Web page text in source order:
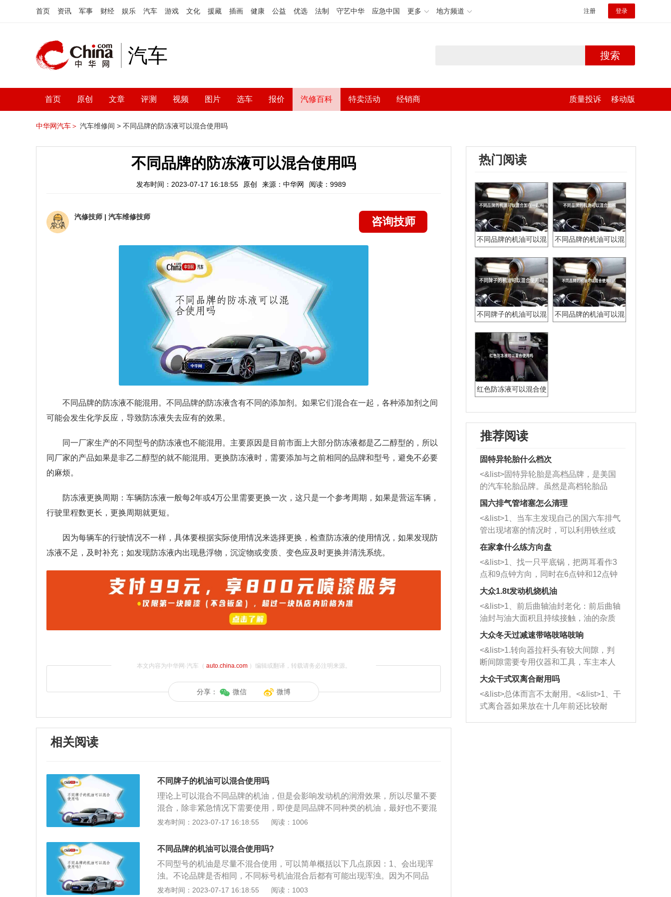
首页 资讯 军事 财经 娱乐 汽车 游戏 文化 援藏 插画 健康 公益 优选 法制 守艺中华 应急中国 更多 地方频道 注册 登录
汽车 搜索
首页 原创 文章 评测 视频 图片 选车 报价 汽修百科 特卖活动 经销商 质量投诉 移动版
中华网汽车＞ 汽车维修间 > 不同品牌的防冻液可以混合使用吗
不同品牌的防冻液可以混合使用吗
发布时间：2023-07-17 16:18:55 原创 来源：中华网 阅读：9989
汽修技师 | 汽车维修技师 咨询技师
不同品牌的防冻液不能混用。不同品牌的防冻液含有不同的添加剂。如果它们混合在一起，各种添加剂之间
可能会发生化学反应，导致防冻液失去应有的效果。
同一厂家生产的不同型号的防冻液也不能混用。主要原因是目前市面上大部分防冻液都是乙二醇型的，所以
同厂家的产品如果是非乙二醇型的就不能混用。更换防冻液时，需要添加与之前相同的品牌和型号，避免不必要
的麻烦。
防冻液更换周期：车辆防冻液一般每2年或4万公里需要更换一次，这只是一个参考周期，如果是营运车辆，
行驶里程数更长，更换周期就更短。
因为每辆车的行驶情况不一样，具体要根据实际使用情况来选择更换，检查防冻液的使用情况，如果发现防
冻液不足，及时补充；如发现防冻液内出现悬浮物，沉淀物或变质、变色应及时更换并清洗系统。
本文内容为中华网·汽车（ auto.china.com）编辑或翻译，转载请务必注明来源。
分享： 微信 微博
相关阅读
不同牌子的机油可以混合使用吗
理论上可以混合不同品牌的机油，但是会影响发动机的润滑效果，所以尽量不要
混合，除非紧急情况下需要使用，即使是同品牌不同种类的机油，最好也不要混
合。如果添加的机油量大，机油品牌不同或标签和等级不同，最好立即更换修理
以把剩余的油放入密封性能更好的油瓶或其他容器中集中处理。不同品牌机油混
加会出现的影响：1、出现浑浊不论品牌是否相同，不同标号机油混合后都有可
能出现浑浊。因为不同品牌、不同标号机油的化学添加剂会有所不同，这些化学
物质混合后有机会出现化学反应，降低润滑效果，还可能产生酸碱化合物加剧发
动机零件的腐蚀。现在大部分机油的分散清净剂都采用磺酸盐，而有些机油的分
发布时间：2023-07-17 16:18:55 阅读：1006
不同品牌的机油可以混合使用吗?
不同型号的机油是尽量不混合使用，可以简单概括以下几点原因：1、会出现浑
浊。不论品牌是否相同，不同标号机油混合后都有可能出现浑浊。因为不同品
牌、不同标号机油的化学添加剂会有所不同，这些化学物质混合后有机会出现化
发布时间：2023-07-17 16:18:55 阅读：1003
热门阅读
不同品牌的机油可以混
不同品牌的机油可以混
不同牌子的机油可以混
不同品牌的机油可以混
红色防冻液可以混合使
推荐阅读
固特异轮胎什么档次
<&list>固特异轮胎是高档品牌，是美国
的汽车轮胎品牌。虽然是高档轮胎品
牌，但是中高低端的轮胎都有生产，这
也是为了更好的开拓市场。
国六排气管堵塞怎么清理
<&list>1、当车主发现自己的国六车排气
管出现堵塞的情况时，可以利用铁丝或
者是细棍，直接将杂物给取出来，如果
堵塞情况比较严重，也可以采取应急措
施。 <&list>2、直接利用木棍将所有的
杂物推到排气管里面的位置处，然后将
三元催化器拆解开，就可以将堵塞的东
西取出来。但如果是因为积碳过多引起
的堵塞，就需要将三元催化器泡在草酸
洗剂对堵塞的情况得到解决，将清洗剂
放在燃油箱中，与燃油混合后，车辆启
动时，就可以和汽油一起进入到燃烧
室，最后形成废气排出，就可以让三元
催化器得到清洗，排气管堵塞的情况就
能够得到解决。
在家拿什么练方向盘
<&list>1、找一只平底锅，把两耳看作3
点和9点钟方向，同时在6点钟和12点钟
方向做一个标记。 <&list>2、双手握住
一圈半的练习，往右同样也要打相同的
圈数。 <&list>3、最后强调要反复练
习，这样就可以形成肌肉记忆，在真实
驾驶车辆时，不需要记忆也能打好方
向。
大众1.8t发动机烧机油
<&list>1、前后曲轴油封老化：前后曲轴
油封与油大面积且持续接触，油的杂质
和发动机内持续温度变化使其密封效果
逐渐减弱，导致渗油或漏油。<&list>2、
活塞间隙过大：积碳会使活塞环与缸体
的间隙扩大，导致机油流入燃烧室中，
造成烧机油。<&list>3、机油粘度。使用
机油粘度过小的话，同样会有烧机油现
象，机油粘度过小具有很好的流动性，
大众冬天过减速带咯吱咯吱响
<&list>1.转向器拉杆头有较大间隙，判
断间隙需要专用仪器和工具，车主本人
无法制作，需要将车辆送到修理厂或4s
店；<&list>2.车辆半轴套管防尘罩破
裂，破裂后会出现漏油现象，使半轴磨
损严重，磨损的半轴容易损坏，产生异
响；<&list>3.稳定器的转向胶套和球头
大众干式双离合耐用吗
<&list>总体而言不太耐用。<&list>1、干
式离合器如果放在十几年前还比较耐